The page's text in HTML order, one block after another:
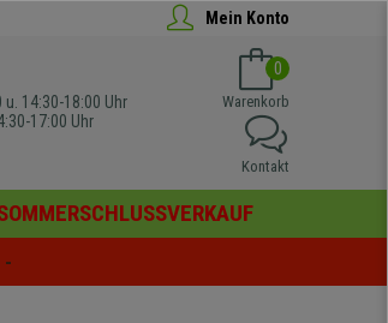
Mein Konto
u. 14:30-18:00 Uhr
17:00 Uhr
0
Warenkorb
Kontakt
-